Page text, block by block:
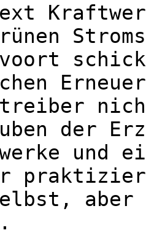
der
und
aber